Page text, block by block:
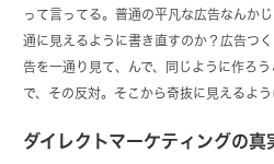
って言ってる。普通の平凡な広告なんか
通に見えるように書き直すのか？広告つ
告を一通り見て、んで、同じように作ろ
で、その反対。そこから奇抜に見えるよう
ダイレクトマーケティングの真